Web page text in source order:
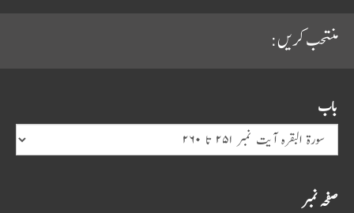
منتحب کریں:
باب
صفحہ نمبر